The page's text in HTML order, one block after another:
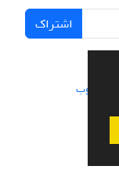
اشتراک
سیناوب